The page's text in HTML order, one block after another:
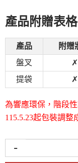
產品附贈表格
產品 附贈
盤叉
✗
提袋
✗
為響應環保，階段性
115.5.23起包裝調整
-